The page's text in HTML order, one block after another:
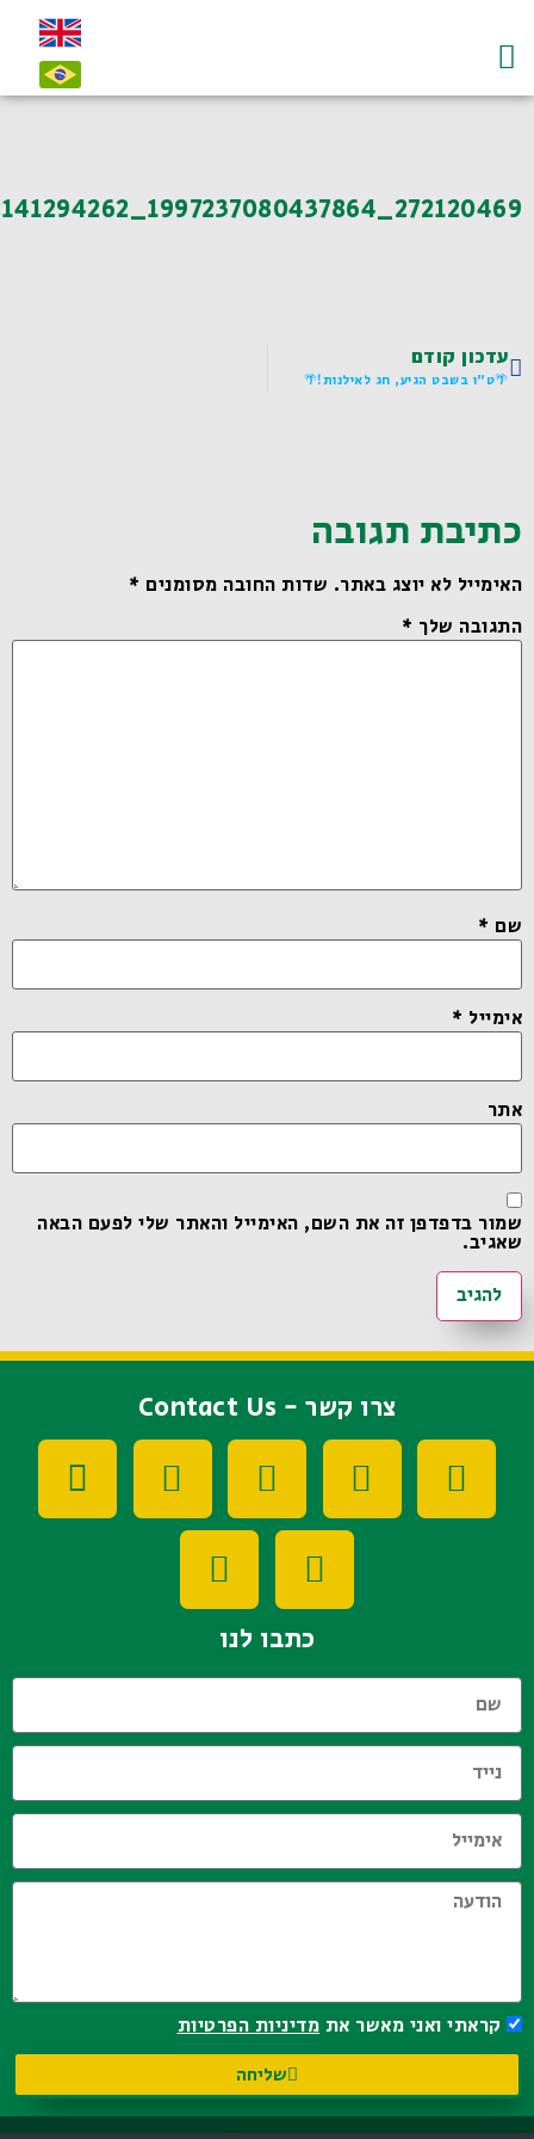
272120469_1997237080437864_454005212141294262_n
עדכון קודם
🌴ט"ו בשבט הגיע, חג לאילנות!🌴
כתיבת תגובה
האימייל לא יוצג באתר. שדות החובה מסומנים *
התגובה שלך *
שם *
אימייל *
אתר
שמור בדפדפן זה את השם, האימייל והאתר שלי לפעם הבאה
שאגיב.
צרו קשר - Contact Us
כתבו לנו
קראתי ואני מאשר את מדיניות הפרטיות
שליחה